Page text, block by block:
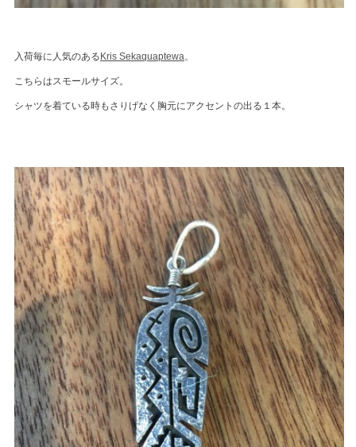
入荷毎に人気のある Kris Sekaquaptewa。
こちらはスモールサイズ。
シャツを着ている時もさりげなく胸元にアクセントの出る１本。